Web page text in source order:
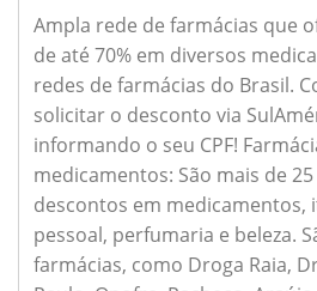
Ampla rede de farmácias que
de até 70% em diversos
redes de farmácias do Brasil.
solicitar o desconto via
informando o seu CPF!
medicamentos: São mais de
descontos em medicamentos,
pessoal, perfumaria e beleza.
farmácias, como Droga Raia,